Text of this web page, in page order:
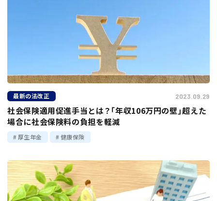
最新の法改正 2023.09.29
社会保険適用促進手当とは？「年収106万円の壁」超えた
場合に社会保険料の負担を軽減
厚生年金 健康保険